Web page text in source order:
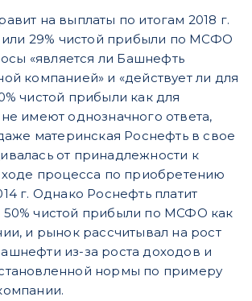
на выплаты по итогам 2018 г.
или 29% чистой прибыли по МСФО
«является ли Башнефть
компанией» и «действует ли для
чистой прибыли как для
имеют однозначного ответа,
материнская Роснефть в свое
от принадлежности к
ходе процесса по приобретению
г. Однако Роснефть платит
чистой прибыли по МСФО как
и рынок рассчитывал на рост
из-за роста доходов и
нормы по примеру